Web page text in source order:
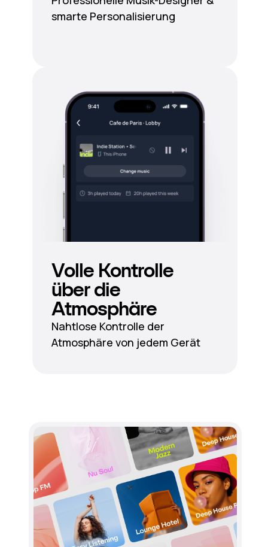
smarte Personalisierung
Volle Kontrolle
über die
Atmosphäre
Nahtlose Kontrolle der
Atmosphäre von jedem Gerät